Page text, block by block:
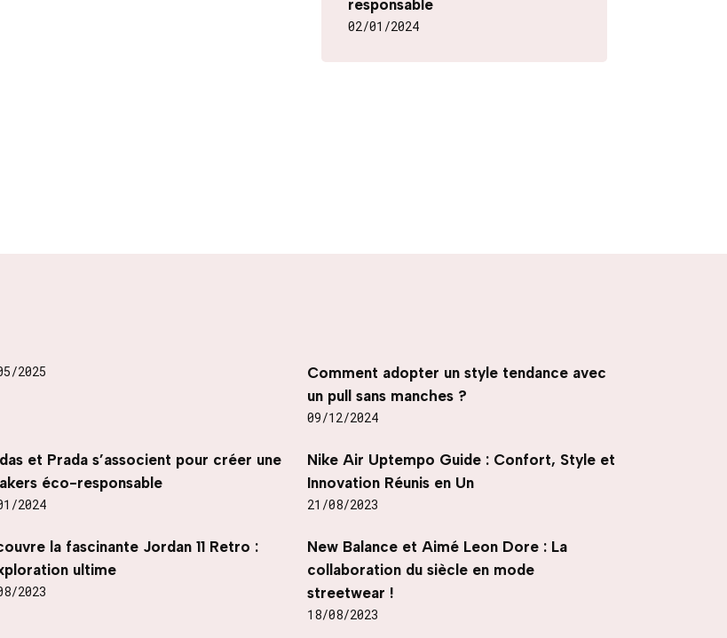
responsable
02/01/2024
2025
Comment adopter un style tendance avec
un pull sans manches ?
09/12/2024
et Prada s’associent pour créer une
éco-responsable
2024
Nike Air Uptempo Guide : Confort, Style et
Innovation Réunis en Un
21/08/2023
la fascinante Jordan 11 Retro :
ultime
2023
New Balance et Aimé Leon Dore : La
collaboration du siècle en mode
streetwear !
18/08/2023